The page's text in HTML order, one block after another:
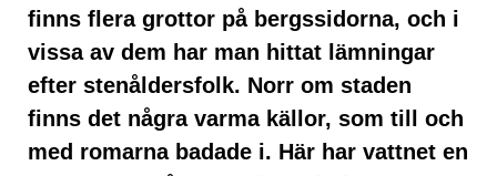
finns flera grottor på bergssidorna, och i
vissa av dem har man hittat lämningar
efter stenåldersfolk. Norr om staden
finns det några varma källor, som till och
med romarna badade i. Här har vattnet en